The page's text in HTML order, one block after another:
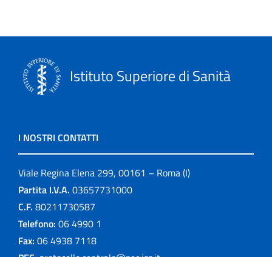
Istituto Superiore di Sanità
I NOSTRI CONTATTI
Viale Regina Elena 299, 00161 – Roma (I)
Partita I.V.A. 03657731000
C.F. 80211730587
Telefono: 06 4990 1
Fax: 06 4938 7118